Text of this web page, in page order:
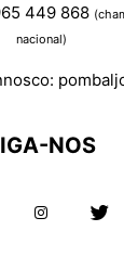
449 868
nacional)
NOS